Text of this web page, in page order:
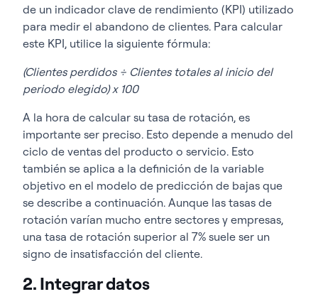
de un indicador clave de rendimiento (KPI) utilizado
para medir el abandono de clientes. Para calcular
este KPI, utilice la siguiente fórmula:
(Clientes perdidos ÷ Clientes totales al inicio del
periodo elegido) x 100
A la hora de calcular su tasa de rotación, es
importante ser preciso. Esto depende a menudo del
ciclo de ventas del producto o servicio. Esto
también se aplica a la definición de la variable
objetivo en el modelo de predicción de bajas que
se describe a continuación. Aunque las tasas de
rotación varían mucho entre sectores y empresas,
una tasa de rotación superior al 7% suele ser un
signo de insatisfacción del cliente.
2. Integrar datos